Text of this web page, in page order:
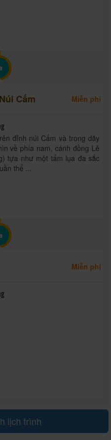
Cấm Miễn phí
đỉnh núi Cấm và trong dãy
về phía nam, cánh đồng Lê
tựa như một tấm lụa đa sắc
thể ...
Miễn phí
lịch trình